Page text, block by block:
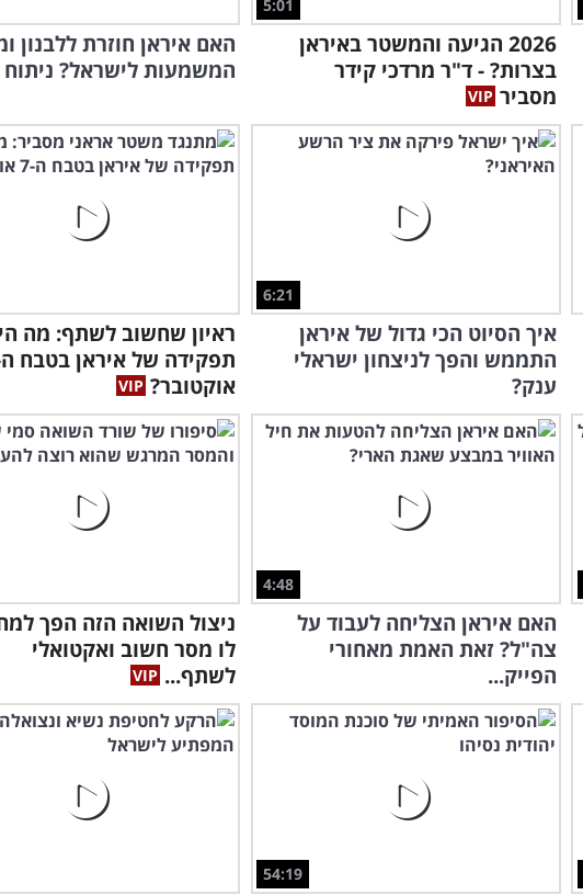
5:01
2026 הגיעה והמשטר באיראן
בצרות? - ד"ר מרדכי קידר
מסביר
האם איראן חוזרת ללבנון
המשמעות לישראל?
6:21
איך הסיוט הכי גדול של איראן
התממש והפך לניצחון ישראלי
ענק?
ראיון שחשוב לשתף: מה
אוקטובר?
4:48
האם איראן הצליחה לעבוד על
צה"ל? זאת האמת מאחורי
הפייק...
ניצול השואה הזה הפך
לו מסר חשוב ואקטואלי
לשתף...
54:19